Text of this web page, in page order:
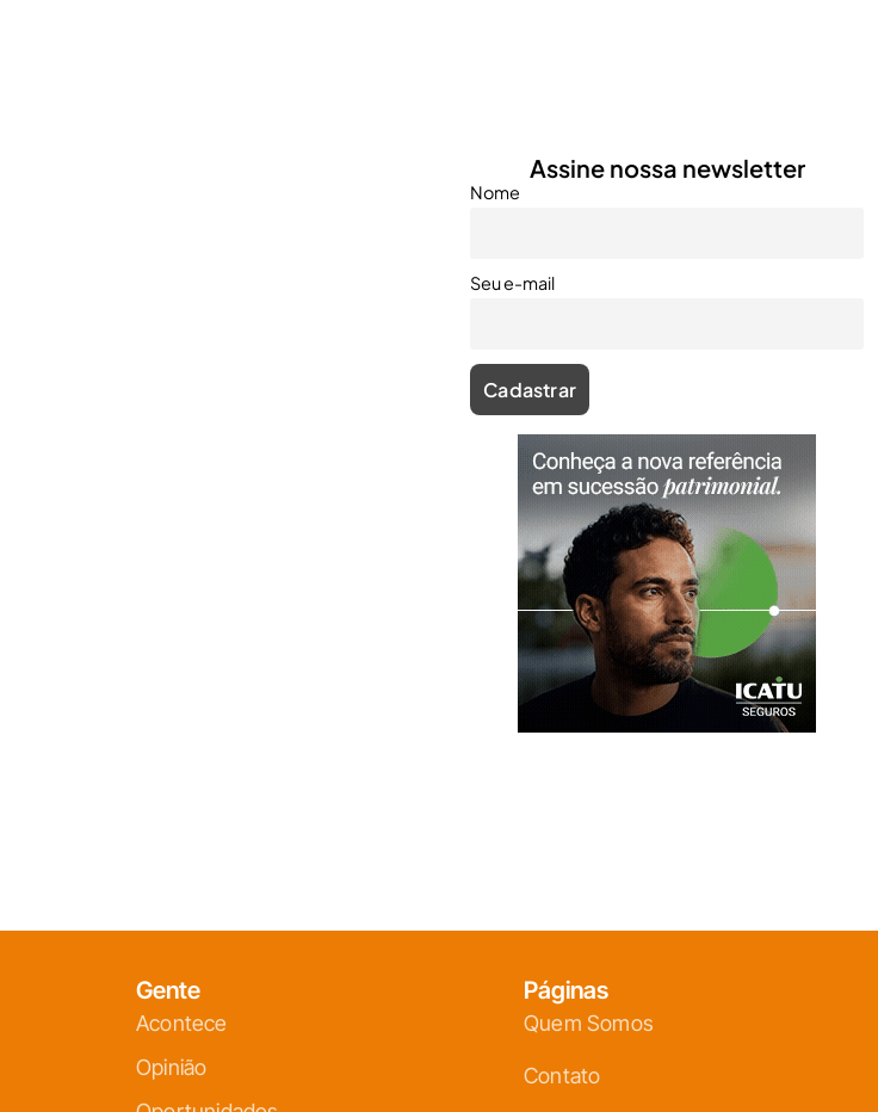
Assine nossa newsletter
Nome
Seu e-mail
Gente
Acontece
Opinião
Páginas
Quem Somos
Contato